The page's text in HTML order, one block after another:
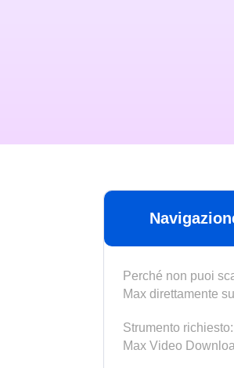
Perché non puoi
Max direttamente
Strumento
Max Video